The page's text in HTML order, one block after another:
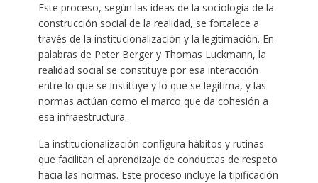
Este proceso, según las ideas de la sociología de la
construcción social de la realidad, se fortalece a
través de la institucionalización y la legitimación. En
palabras de Peter Berger y Thomas Luckmann, la
realidad social se constituye por esa interacción
entre lo que se instituye y lo que se legitima, y las
normas actúan como el marco que da cohesión a
esa infraestructura.
La institucionalización configura hábitos y rutinas
que facilitan el aprendizaje de conductas de respeto
hacia las normas. Este proceso incluye la tipificación